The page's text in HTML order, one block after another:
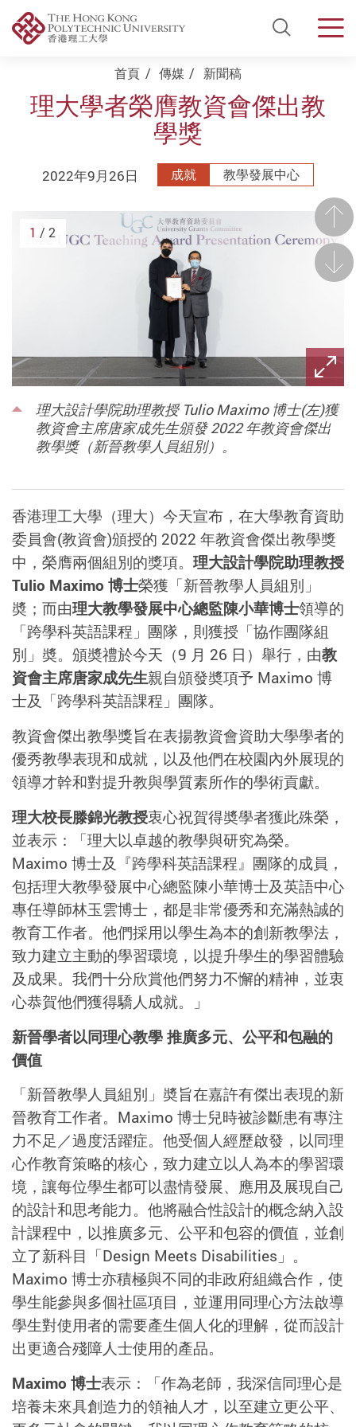
Open
Start main content首頁 傳媒 新聞稿
理大學者榮膺教資會傑出教
學獎
2022年9月26日 成就 教學發展中心
前
理大設計學院助理教授 Tulio Maximo 博士(左)獲
教資會主席唐家成先生頒發 2022 年教資會傑出
教學獎（新晉教學人員組別）。
後一
1 / 2
香港理工大學（理大）今天宣布，在大學教育資助
委員會(教資會)頒授的 2022 年教資會傑出教學獎
中，榮膺兩個組別的獎項。 理大設計學院助理教授
Tulio Maximo 博士榮獲「新晉教學人員組別」
奬；而由理大教學發展中心總監陳小華博士領導的
「跨學科英語課程」團隊，則獲授「協作團隊組
別」奬。頒奬禮於今天（9 月 26 日）舉行，由教
資會主席唐家成先生親自頒發奬項予 Maximo 博
士及「跨學科英語課程」團隊。
教資會傑出教學獎旨在表揚教資會資助大學學者的
優秀教學表現和成就，以及他們在校園內外展現的
領導才幹和對提升教與學質素所作的學術貢獻。
理大校長滕錦光教授衷心祝賀得奬學者獲此殊榮，
並表示：「理大以卓越的教學與研究為榮。
Maximo 博士及『跨學科英語課程』團隊的成員，
包括理大教學發展中心總監陳小華博士及英語中心
專任導師林玉雲博士，都是非常優秀和充滿熱誠的
教育工作者。他們採用以學生為本的創新教學法，
致力建立主動的學習環境，以提升學生的學習體驗
及成果。我們十分欣賞他們努力不懈的精神，並衷
心恭賀他們獲得驕人成就。」
新晉學者以同理心教學 推廣多元、公平和包融的
價值
「新晉教學人員組別」奬旨在嘉許有傑出表現的新
晉教育工作者。Maximo 博士兒時被診斷患有專注
力不足／過度活躍症。他受個人經歷啟發，以同理
心作教育策略的核心，致力建立以人為本的學習環
境，讓每位學生都可以盡情發展、應用及展現自己
的設計和思考能力。他將融合性設計的概念納入設
計課程中，以推廣多元、公平和包容的價值，並創
立了新科目「Design Meets Disabilities」。
Maximo 博士亦積極與不同的非政府組織合作，使
學生能參與多個社區項目，並運用同理心方法啟導
學生對使用者的需要產生個人化的理解，從而設計
出更適合殘障人士使用的產品。
Maximo 博士表示：「作為老師，我深信同理心是
培養未來具創造力的領袖人才，以至建立更公平、